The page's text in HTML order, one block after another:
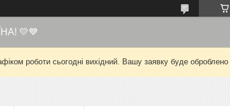
💛💙
роботи сьогодні вихідний. Вашу заявку буде